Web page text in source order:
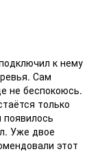
к нему
Сам
не беспокоюсь.
только
Уже двое
этот